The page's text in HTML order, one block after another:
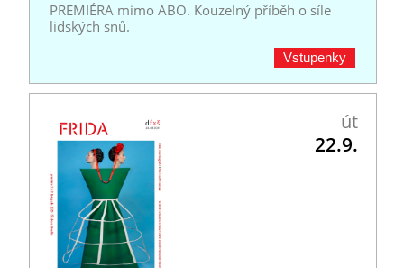
PREMIÉRA mimo ABO. Kouzelný příběh o síle
lidských snů.
Vstupenky
út
22.9.